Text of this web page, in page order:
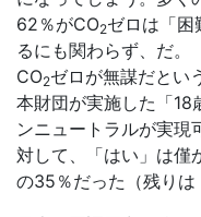
62％がCO2ゼロは「困
るにも関わらず、だ。
CO2ゼロが無謀だとい
本財団が実施した「
ンニュートラルが実現
対して、「はい」は僅
の35％だった（残りは